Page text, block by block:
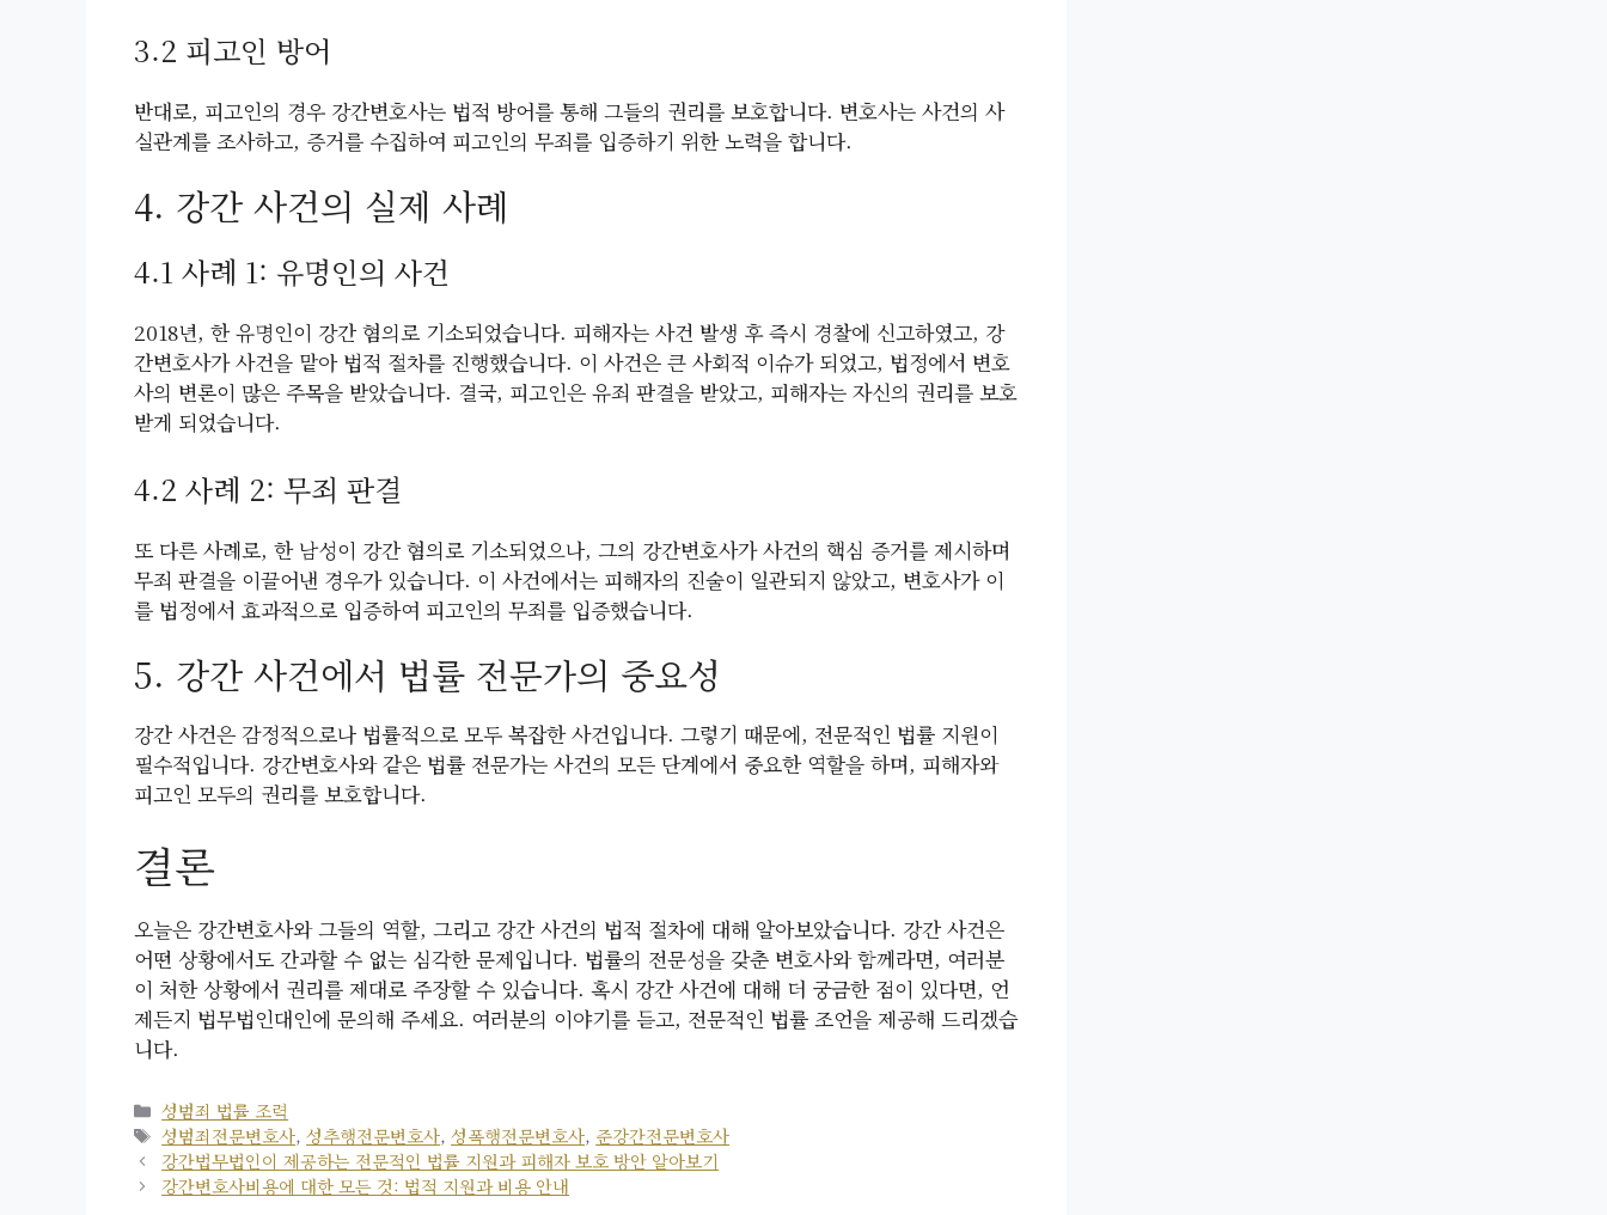
3.2 피고인 방어
반대로, 피고인의 경우 강간변호사는 법적 방어를 통해 그들의 권리를 보호합니다. 변호사는 사건의 사
실관계를 조사하고, 증거를 수집하여 피고인의 무죄를 입증하기 위한 노력을 합니다.
4. 강간 사건의 실제 사례
4.1 사례 1: 유명인의 사건
2018년, 한 유명인이 강간 혐의로 기소되었습니다. 피해자는 사건 발생 후 즉시 경찰에 신고하였고, 강
간변호사가 사건을 맡아 법적 절차를 진행했습니다. 이 사건은 큰 사회적 이슈가 되었고, 법정에서 변호
사의 변론이 많은 주목을 받았습니다. 결국, 피고인은 유죄 판결을 받았고, 피해자는 자신의 권리를 보호
받게 되었습니다.
4.2 사례 2: 무죄 판결
또 다른 사례로, 한 남성이 강간 혐의로 기소되었으나, 그의 강간변호사가 사건의 핵심 증거를 제시하며
무죄 판결을 이끌어낸 경우가 있습니다. 이 사건에서는 피해자의 진술이 일관되지 않았고, 변호사가 이
를 법정에서 효과적으로 입증하여 피고인의 무죄를 입증했습니다.
5. 강간 사건에서 법률 전문가의 중요성
강간 사건은 감정적으로나 법률적으로 모두 복잡한 사건입니다. 그렇기 때문에, 전문적인 법률 지원이
필수적입니다. 강간변호사와 같은 법률 전문가는 사건의 모든 단계에서 중요한 역할을 하며, 피해자와
피고인 모두의 권리를 보호합니다.
결론
오늘은 강간변호사와 그들의 역할, 그리고 강간 사건의 법적 절차에 대해 알아보았습니다. 강간 사건은
어떤 상황에서도 간과할 수 없는 심각한 문제입니다. 법률의 전문성을 갖춘 변호사와 함께라면, 여러분
이 처한 상황에서 권리를 제대로 주장할 수 있습니다. 혹시 강간 사건에 대해 더 궁금한 점이 있다면, 언
제든지 법무법인대인에 문의해 주세요. 여러분의 이야기를 듣고, 전문적인 법률 조언을 제공해 드리겠습
니다.
카
테
고
리
성범죄 법률 조력
태
그
성범죄전문변호사,성추행전문변호사,성폭행전문변호사, 준강간전문변호사
강간법무법인이 제공하는 전문적인 법률 지원과 피해자 보호 방안 알아보기
강간변호사비용에 대한 모든 것: 법적 지원과 비용 안내